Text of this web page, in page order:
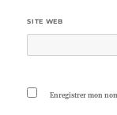
SITE WEB
Enregistrer mon